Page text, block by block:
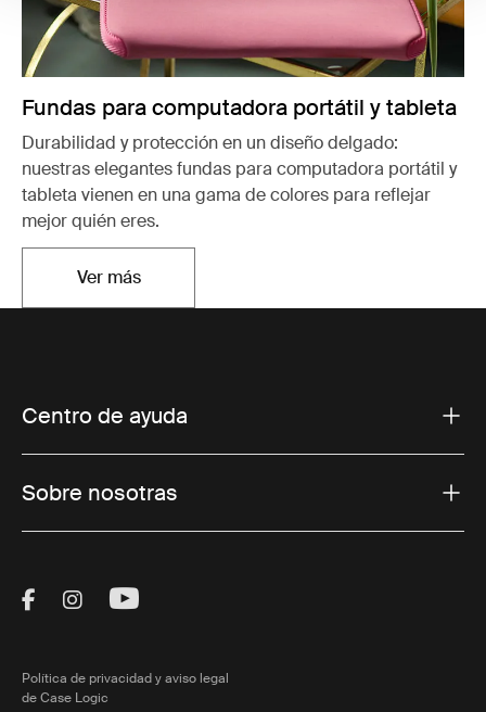
Fundas para computadora portátil y tableta
Durabilidad y protección en un diseño delgado:
nuestras elegantes fundas para computadora portátil y
tableta vienen en una gama de colores para reflejar
mejor quién eres.
Ver másSe abre en una nueva pestaña
Centro de ayuda
Sobre nosotras
Visit Thule on Facebook (external link)
Visit Thule on Instagram (external link)
Visit Thule on Youtube (external
Política de privacidad y aviso legal
de Case Logic